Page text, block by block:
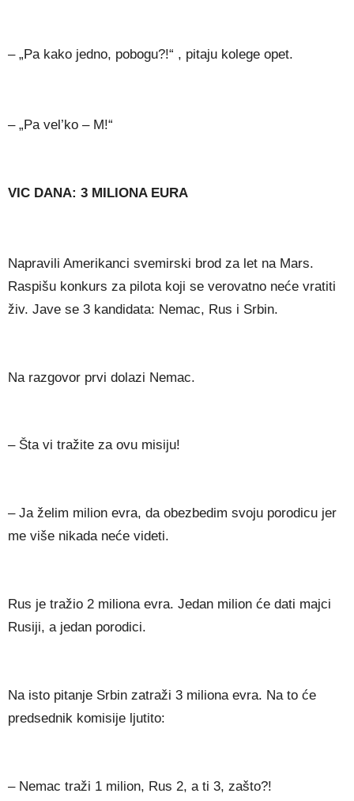
– „Pa kako jedno, pobogu?!“ , pitaju kolege opet.
– „Pa vel’ko – M!“
VIC DANA: 3 MILIONA EURA
Napravili Amerikanci svemirski brod za let na Mars.
Raspišu konkurs za pilota koji se verovatno neće vratiti
živ. Jave se 3 kandidata: Nemac, Rus i Srbin.
Na razgovor prvi dolazi Nemac.
– Šta vi tražite za ovu misiju!
– Ja želim milion evra, da obezbedim svoju porodicu jer
me više nikada neće videti.
Rus je tražio 2 miliona evra. Jedan milion će dati majci
Rusiji, a jedan porodici.
Na isto pitanje Srbin zatraži 3 miliona evra. Na to će
predsednik komisije ljutito:
– Nemac traži 1 milion, Rus 2, a ti 3, zašto?!